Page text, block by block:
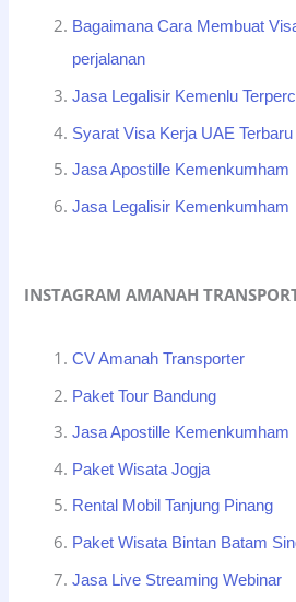
Bagaimana Cara Membuat
perjalanan
Jasa Legalisir Kemenlu
Syarat Visa Kerja UAE Terbaru
Jasa Apostille Kemenkumham
Jasa Legalisir Kemenkumham
INSTAGRAM AMANAH
CV Amanah Transporter
Paket Tour Bandung
Jasa Apostille Kemenkumham
Paket Wisata Jogja
Rental Mobil Tanjung Pinang
Paket Wisata Bintan Batam
Jasa Live Streaming Webinar